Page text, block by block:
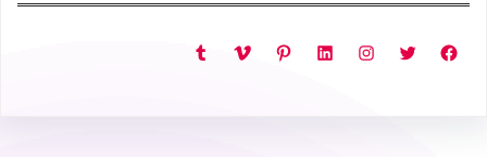
فيسبوك تويتر إنستجرام لينكد إن بينتريست فيميو تمبلر